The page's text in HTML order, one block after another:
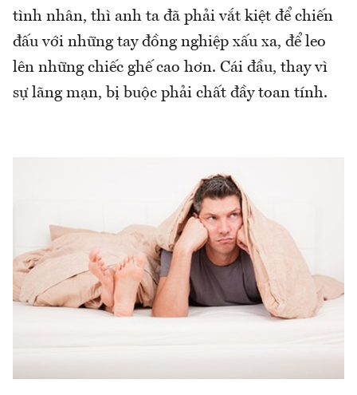
tình nhân, thì anh ta đã phải vắt kiệt để chiến
đấu với những tay đồng nghiệp xấu xa, để leo
lên những chiếc ghế cao hơn. Cái đầu, thay vì
sự lãng mạn, bị buộc phải chất đầy toan tính.